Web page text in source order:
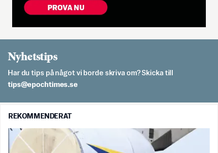
Nyhetstips
Har du tips på något vi borde skriva om? Skicka till
es.semithcope@spit
REKOMMENDERAT